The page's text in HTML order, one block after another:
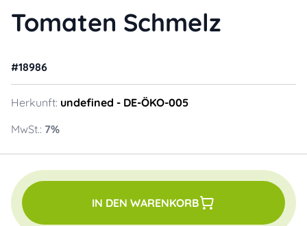
Tomaten Schmelz
#18986
Herkunft: undefined - DE-ÖKO-005
MwSt.: 7%
IN DEN WARENKORB